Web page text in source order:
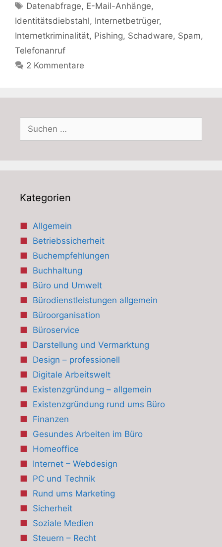
Schlagwörter
Datenabfrage, E-Mail-Anhänge,
Identitätsdiebstahl, Internetbetrüger,
Internetkriminalität, Pishing, Schadware, Spam,
Telefonanruf
2 Kommentare
nach:
Kategorien
Allgemein
Betriebssicherheit
Buchempfehlungen
Buchhaltung
Büro und Umwelt
Bürodienstleistungen allgemein
Büroorganisation
Büroservice
Darstellung und Vermarktung
Design – professionell
Digitale Arbeitswelt
Existenzgründung – allgemein
Existenzgründung rund ums Büro
Finanzen
Gesundes Arbeiten im Büro
Homeoffice
Internet – Webdesign
PC und Technik
Rund ums Marketing
Sicherheit
Soziale Medien
Steuern – Recht